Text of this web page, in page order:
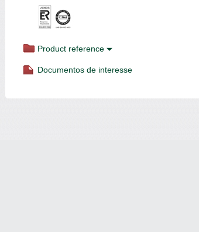
Product reference
Documentos de interesse